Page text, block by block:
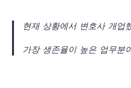
현재 상황에서 변호사 개업
가장 생존율이 높은 업무분